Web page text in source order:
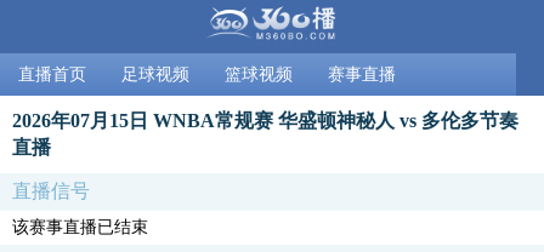
直播首页 足球视频 篮球视频 赛事直播
2026年07月15日 WNBA常规赛 华盛顿神秘人 vs 多伦多节奏
直播
直播信号
该赛事直播已结束